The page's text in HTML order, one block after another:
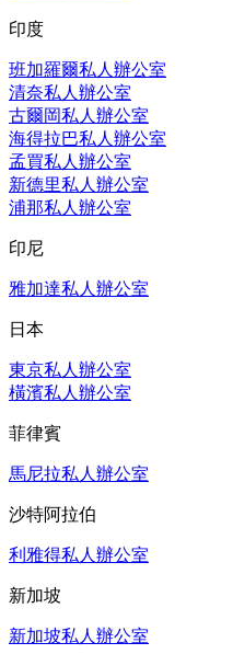
印度
班加羅爾私人辦公室
清奈私人辦公室
古爾岡私人辦公室
海得拉巴私人辦公室
孟買私人辦公室
新德里私人辦公室
浦那私人辦公室
印尼
雅加達私人辦公室
日本
東京私人辦公室
橫濱私人辦公室
菲律賓
馬尼拉私人辦公室
沙特阿拉伯
利雅得私人辦公室
新加坡
新加坡私人辦公室